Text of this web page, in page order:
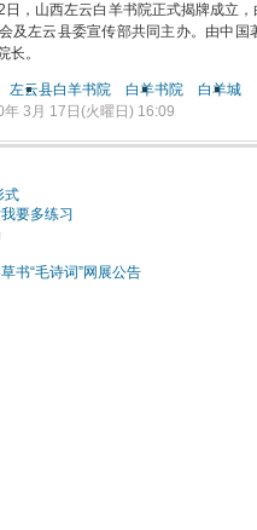
，山西左云白羊书院正式揭牌成立
及左云县委宣传部共同主办。由中
长。
左云县白羊书院 白羊书院
白羊城
3月 17日(火曜日) 16:09
式
要多练习
书“毛诗词”网展公告